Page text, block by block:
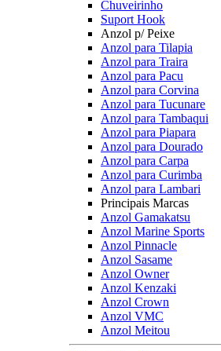
Chuveirinho
Suport Hook
Anzol p/ Peixe
Anzol para Tilapia
Anzol para Traira
Anzol para Pacu
Anzol para Corvina
Anzol para Tucunare
Anzol para Tambaqui
Anzol para Piapara
Anzol para Dourado
Anzol para Carpa
Anzol para Curimba
Anzol para Lambari
Principais Marcas
Anzol Gamakatsu
Anzol Marine Sports
Anzol Pinnacle
Anzol Sasame
Anzol Owner
Anzol Kenzaki
Anzol Crown
Anzol VMC
Anzol Meitou